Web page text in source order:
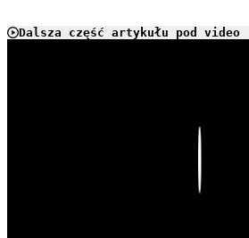
Dalsza część artykułu pod video